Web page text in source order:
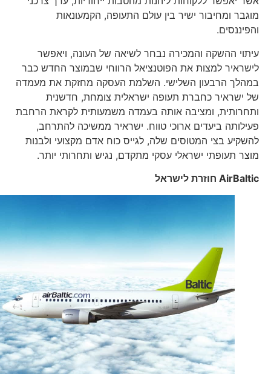
מוגבר ומחיבור ישיר בין עולם התעופה, הקמעונאות
והפיננסים.
עיתוי ההשקה והמכירה נבחר לשיאה של העונה, ויאפשר
לישראיר למצות את הפוטנציאל הרווחי שבמוצר החדש כבר
במהלך הרבעון השלישי. השלמת העסקה מחזקת את מעמדה
של ישראיר כחברת תעופה ישראלית צומחת, חדשנית
ותחרותית, ומציבה אותה בעמדה משמעותית לקראת הרחבת
פעילותה ביעדים ארוכי טווח. ישראיר ממשיכה להתרחב,
להשקיע בצי המטוסים שלה, לגייס כוח אדם מקצועי ולבנות
מוצר תעופתי ישראלי עסקי מתקדם, נגיש ותחרותי יותר.
AirBalticחוזרת לישראל